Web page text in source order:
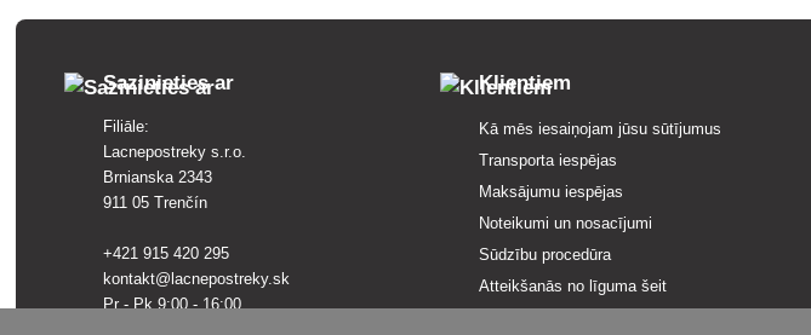
Sazinieties ar
Filiāle:
Lacnepostreky s.r.o.
Brnianska 2343
911 05 Trenčín
+421 915 420 295
kontakt@lacnepostreky.sk
Pr - Pk 9:00 - 16:00
Klientiem
Kā mēs iesaiņojam jūsu sūtījumus
Transporta iespējas
Maksājumu iespējas
Noteikumi un nosacījumi
Sūdzību procedūra
Atteikšanās no līguma šeit